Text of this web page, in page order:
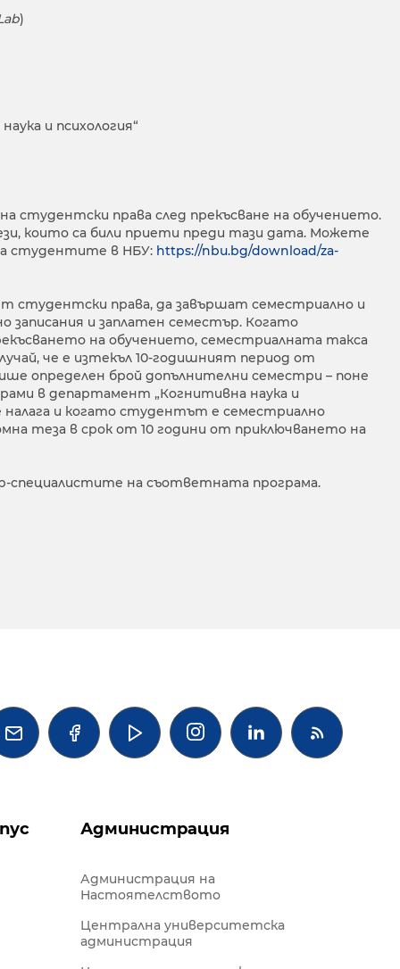
)
и психология“
студентски права след прекъсване на обучението.
които са били приети преди тази дата. Можете
студентите в НБУ: https://nbu.bg/download/za-
студентски права, да завършат семестриално и
записания и заплатен семестър. Когато
на обучението, семестриалната такса
че е изтекъл 10-годишният период от
определен брой допълнителни семестри – поне
в департамент „Когнитивна наука и
налага и когато студентът е семестриално
теза в срок от 10 години от приключването на
специалистите на съответната програма.
   
Администрация
Администрация на
Настоятелството
Централна университетска
администрация